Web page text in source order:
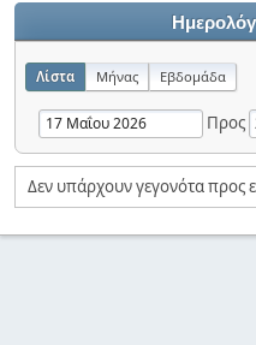
Λίστα Μήνας Εβδομάδα
Προς
Δεν υπάρχουν γεγονότα προς